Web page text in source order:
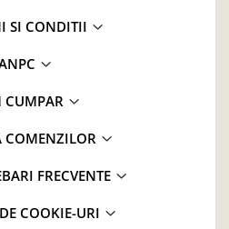
SI CONDITII
CUMPAR
COMENZILOR
FRECVENTE
COOKIE-URI